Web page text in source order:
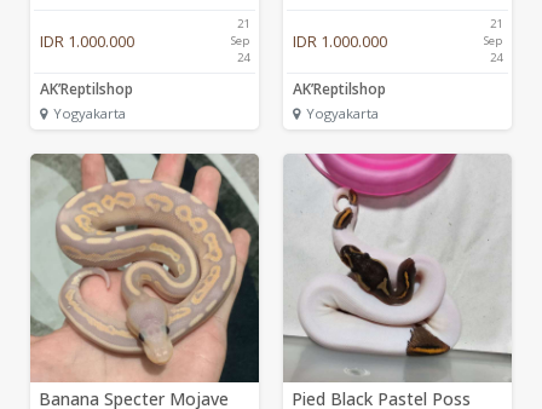
IDR 1.000.000
21
Sep
24
AK’Reptilshop
Yogyakarta
IDR 1.000.000
21
Sep
24
AK’Reptilshop
Yogyakarta
Banana Specter Mojave Pied Black Pastel Poss